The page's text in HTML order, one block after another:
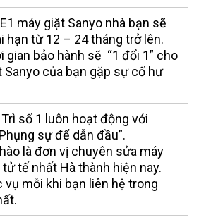
máy giặt Sanyo nhà bạn sẽ
hạn từ 12 – 24 tháng trở lên.
gian bảo hành sẽ “1 đổi 1” cho
Sanyo của bạn gặp sự cố hư
số 1 luôn hoạt động với
sự để dẫn đầu”.
là đơn vị chuyên sửa máy
tử tế nhất Hà thành hiện nay.
vụ mỗi khi bạn liên hệ trong